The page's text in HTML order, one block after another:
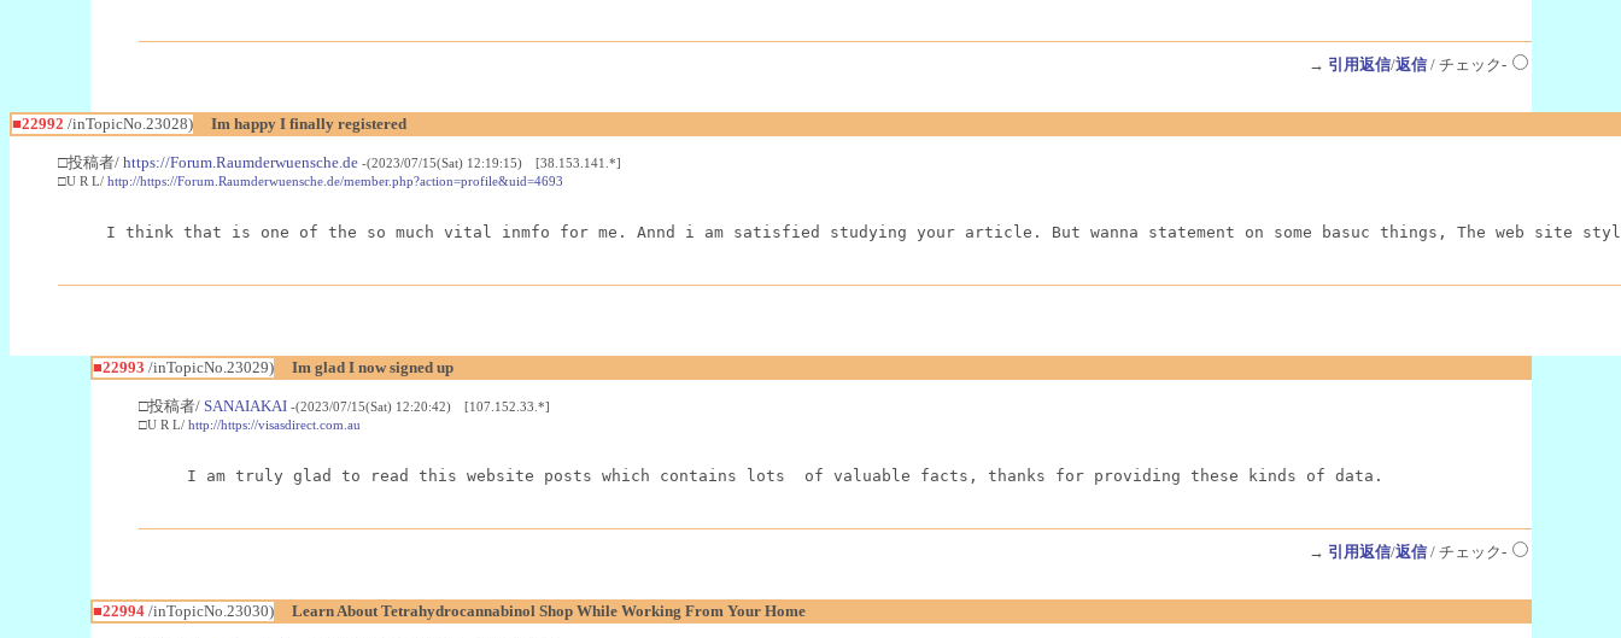
→ 引用返信/返信/ チェック-
■22992 /inTopicNo.23028) Im happy I finally registered
□投稿者/ https://Forum.Raumderwuensche.de -(2023/07/15(Sat) 12:19:15) [38.153.141.*]
□U R L/ http://https://Forum.Raumderwuensche.de/member.php?action=profile&uid=4693
I think that is one of the so much vital inmfo for me. Annd i am satisfied studying your article. But wanna statement on some basuc things, The web
■22993 /inTopicNo.23029) Im glad I now signed up
□投稿者/ SANAIAKAI -(2023/07/15(Sat) 12:20:42) [107.152.33.*]
□U R L/ http://https://visasdirect.com.au
I am truly glad to read this website posts which contains lots  of valuable facts, thanks for providing these kinds of data.
→ 引用返信/返信/ チェック-
■22994/inTopicNo.23030) Learn About Tetrahydrocannabinol Shop While Working From Your Home